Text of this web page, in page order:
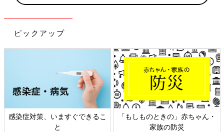
おぎやはぎの矢作さんも「人力舎のくせに本気で売れようとして
いるヤツがいる」と僕のことをいろんな現場で話してくれていま
した。それを聞いた番組のスタッフさんが面白がって声をかけて
くれるようになりました。矢作さんにも感謝です。
妻の“嫁ってぃ”こと、あんなさんとは年齢差も感じ
ず、趣味の話で意気投合！
ピックアップ
感染症対策、いますぐできるこ
と
「もしものときの」赤ちゃん・
家族の防災